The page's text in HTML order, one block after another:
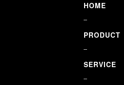
HOME
PRODUCT
SERVICE